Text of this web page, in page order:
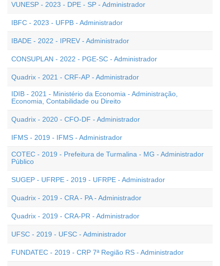
VUNESP - 2023 - DPE - SP - Administrador
IBFC - 2023 - UFPB - Administrador
IBADE - 2022 - IPREV - Administrador
CONSUPLAN - 2022 - PGE-SC - Administrador
Quadrix - 2021 - CRF-AP - Administrador
IDIB - 2021 - Ministério da Economia - Administração,
Economia, Contabilidade ou Direito
Quadrix - 2020 - CFO-DF - Administrador
IFMS - 2019 - IFMS - Administrador
COTEC - 2019 - Prefeitura de Turmalina - MG - Administrador
Público
SUGEP - UFRPE - 2019 - UFRPE - Administrador
Quadrix - 2019 - CRA - PA - Administrador
Quadrix - 2019 - CRA-PR - Administrador
UFSC - 2019 - UFSC - Administrador
FUNDATEC - 2019 - CRP 7ª Região RS - Administrador